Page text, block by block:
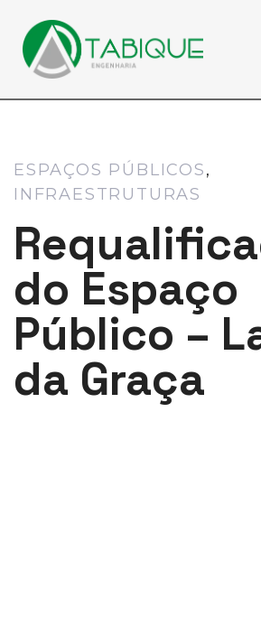
links
primary
navigation
Skip
ESPAÇOS PÚBLICOS
INFRAESTRUTURAS
do Espaço
Público –
da Graça